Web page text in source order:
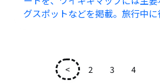
グスポットなどを掲載。旅行中に
< 2 3 4